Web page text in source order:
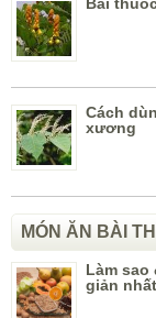
Cách
xương
MÓN ĂN BÀI
Làm sao
giản